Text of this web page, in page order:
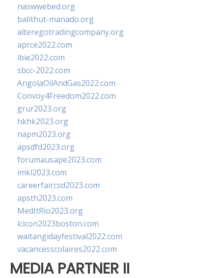
naswwebed.org
balithut-manado.org
alteregotradingcompany.org
aprce2022.com
ibie2022.com
sbcc-2022.com
AngolaOilAndGas2022.com
Convoy4Freedom2022.com
grur2023.org
hkhk2023.org
napm2023.org
apsdfd2023.org
forumausape2023.com
imkl2023.com
careerfaircsd2023.com
apsth2023.com
MedItRio2023.org
lcicon2023boston.com
waitangidayfestival2022.com
vacancesscolaires2022.com
MEDIA PARTNER II